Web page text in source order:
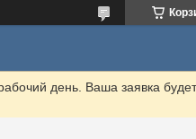
день. Ваша заявка